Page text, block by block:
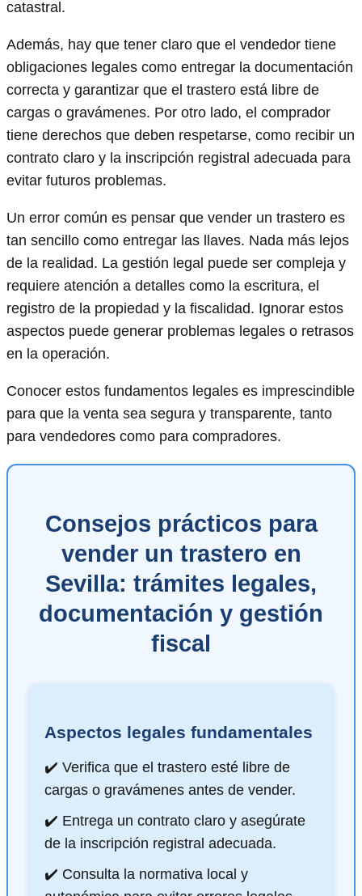
catastral.
Además, hay que tener claro que el vendedor tiene
obligaciones legales como entregar la documentación
correcta y garantizar que el trastero está libre de
cargas o gravámenes. Por otro lado, el comprador
tiene derechos que deben respetarse, como recibir un
contrato claro y la inscripción registral adecuada para
evitar futuros problemas.
Un error común es pensar que vender un trastero es
tan sencillo como entregar las llaves. Nada más lejos
de la realidad. La gestión legal puede ser compleja y
requiere atención a detalles como la escritura, el
registro de la propiedad y la fiscalidad. Ignorar estos
aspectos puede generar problemas legales o retrasos
en la operación.
Conocer estos fundamentos legales es imprescindible
para que la venta sea segura y transparente, tanto
para vendedores como para compradores.
Consejos prácticos para
vender un trastero en
Sevilla: trámites legales,
documentación y gestión
fiscal
Aspectos legales fundamentales
✔️ Verifica que el trastero esté libre de
cargas o gravámenes antes de vender.
✔️ Entrega un contrato claro y asegúrate
de la inscripción registral adecuada.
✔️ Consulta la normativa local y